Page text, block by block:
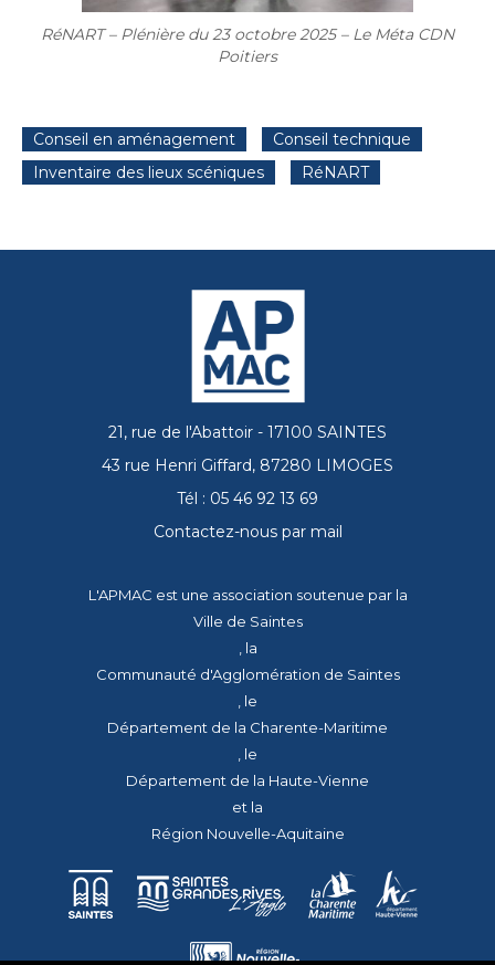
RéNART – Plénière du 23 octobre 2025 – Le Méta CDN
Poitiers
Conseil en aménagement
Conseil technique
Inventaire des lieux scéniques
RéNART
21, rue de l'Abattoir - 17100 SAINTES
43 rue Henri Giffard, 87280 LIMOGES
Tél : 05 46 92 13 69
Contactez-nous par mail
L'APMAC est une association soutenue par la
Ville de Saintes
, la
Communauté d'Agglomération de Saintes
, le
Département de la Charente-Maritime
, le
Département de la Haute-Vienne
et la
Région Nouvelle-Aquitaine